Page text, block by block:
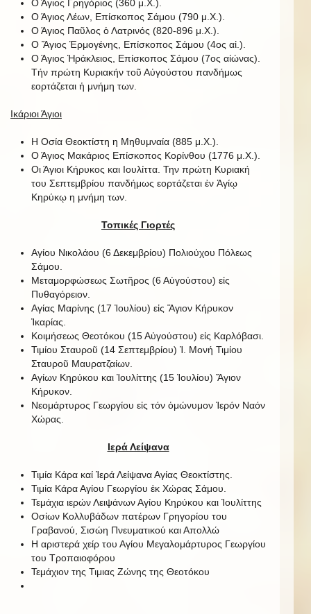
Ο Άγιος Γρηγόριος (360 μ.Χ.).
Ο Άγιος Λέων, Επίσκοπος Σάμου (790 μ.Χ.).
Ο Άγιος Παῦλος ὁ Λατρινός (820-896 μ.Χ.).
Ο Ἅγιος Ἑρμογένης, Επίσκοπος Σάμου (4ος αἰ.).
Ο Άγιος Ἡράκλειος, Επίσκοπος Σάμου (7ος αἰώνας).
Τήν πρώτη Κυριακήν τοῦ Αὐγούστου πανδήμως
εορτάζεται ἡ μνήμη των.
Ικάριοι Άγιοι
Η Οσία Θεοκτίστη η Μηθυμναία (885 μ.Χ.).
Ο Άγιος Μακάριος Επίσκοπος Κορίνθου (1776 μ.Χ.).
Οι Άγιοι Κήρυκος και Ιουλίττα. Την πρώτη Κυριακή
του Σεπτεμβρίου πανδήμως εορτάζεται ἐν Ἁγίῳ
Κηρύκῳ η μνήμη των.
Τοπικές Γιορτές
Αγίου Νικολάου (6 Δεκεμβρίου) Πολιούχου Πόλεως
Σάμου.
Μεταμορφώσεως Σωτῆρος (6 Αὐγούστου) εἰς
Πυθαγόρειον.
Αγίας Μαρίνης (17 Ἰουλίου) εἰς Ἅγιον Κήρυκον
Ἰκαρίας.
Κοιμήσεως Θεοτόκου (15 Αὐγούστου) εἰς Καρλόβασι.
Τιμίου Σταυροῦ (14 Σεπτεμβρίου) Ἱ. Μονή Τιμίου
Σταυροῦ Μαυρατζαίων.
Αγίων Κηρύκου και Ἰουλίττης (15 Ἰουλίου) Ἅγιον
Κήρυκον.
Νεομάρτυρος Γεωργίου εἰς τόν ὁμώνυμον Ἱερόν Ναόν
Χώρας.
Ιερά Λείψανα
Τιμία Κάρα καί Ἱερά Λείψανα Αγίας Θεοκτίστης.
Τιμία Κάρα Αγίου Γεωργίου ἐκ Χώρας Σάμου.
Τεμάχια ιερών Λειψάνων Αγίου Κηρύκου και Ἰουλίττης
Οσίων Κολλυβάδων πατέρων Γρηγορίου του
Γραβανού, Σισώη Πνευματικού και Απολλώ
Η αριστερά χείρ του Αγίου Μεγαλομάρτυρος Γεωργίου
του Τροπαιοφόρου
Τεμάχιον της Τιμιας Ζώνης της Θεοτόκου